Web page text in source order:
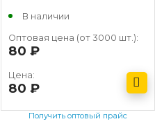
В наличии
Оптовая цена (от 3000 шт.):
80
Цена:
80
Получить оптовый прайс